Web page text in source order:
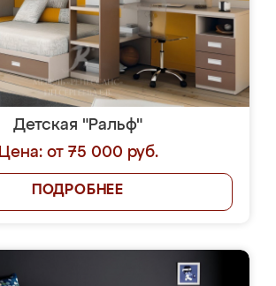
Детская "Ральф"
Цена: от 75 000 руб.
ПОДРОБНЕЕ